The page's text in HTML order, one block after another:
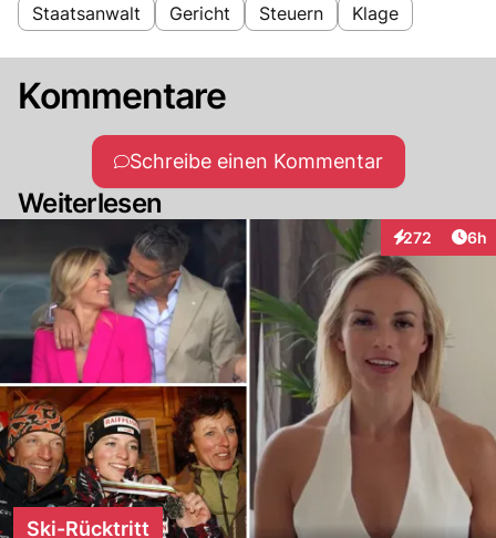
Staatsanwalt Gericht Steuern Klage
Kommentare
Schreibe einen Kommentar
Weiterlesen
272
Interaktionen
6h
Ski-Rücktritt